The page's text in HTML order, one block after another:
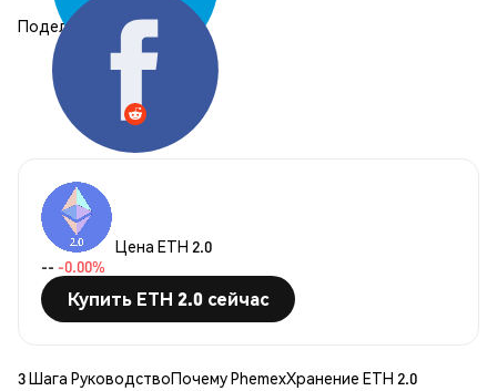
Поделиться:
Цена ETH 2.0
-- -0.00%
Купить ETH 2.0 сейчас
3 Шага РуководствоПочему PhemexХранение ETH 2.0